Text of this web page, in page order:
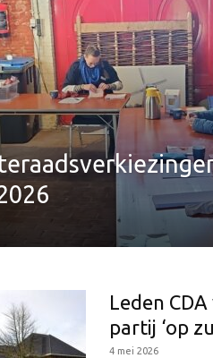
Leden
partij ‘op
4 mei 2026